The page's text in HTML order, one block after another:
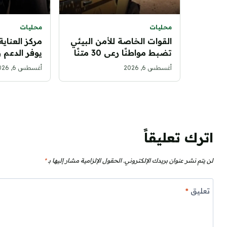
محليات
القوات الخاصة للأمن البيئي
تضبط مواطنًا رعى 30 متنًا
من الإبل في مواقع محظورة
أغسطس 6, 2026
محليات
مركز
عبر الرقم
أغسطس 6, 2026
اترك تعليقاً
لن يتم نشر عنوان بريدك الإلكتروني. الحقول الإلزامية مشار إليها بـ*
تعليق*